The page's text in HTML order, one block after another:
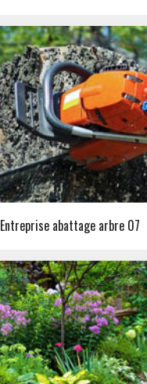
Entreprise abattage arbre 07